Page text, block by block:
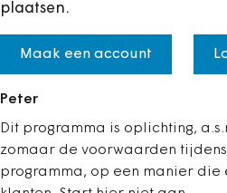
plaatsen.
Maak een account
Peter
Dit programma is oplichting,
zomaar de voorwaarden
programma, op een manier die